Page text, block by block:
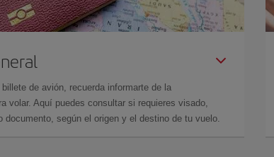
de avión, recuerda informarte de la
volar. Aquí puedes consultar si requieres visado,
documento, según el origen y el destino de tu vuelo.